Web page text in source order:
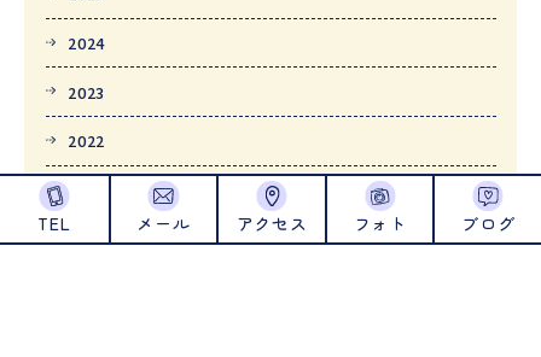
2024
2023
2022
カテゴリ
TEL メール アクセス フォト ブログ